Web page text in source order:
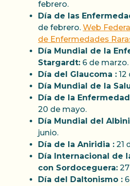
febrero.
Día de las
de febrero. Web
de Enfermedades
Día Mundial de la
Stargardt: 6 de marzo.
Día del Glaucoma : 12
Día Mundial de la
Día de la
20 de mayo.
Día Mundial del
junio.
Día de la Aniridia : 21
Día Internacional de
con Sordoceguera:
Día del Daltonismo :